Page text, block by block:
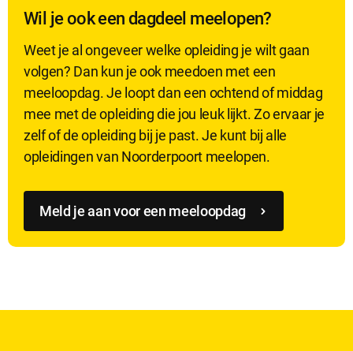
Wil je ook een dagdeel meelopen?
Weet je al ongeveer welke opleiding je wilt gaan
volgen? Dan kun je ook meedoen met een
meeloopdag. Je loopt dan een ochtend of middag
mee met de opleiding die jou leuk lijkt. Zo ervaar je
zelf of de opleiding bij je past. Je kunt bij alle
opleidingen van Noorderpoort meelopen.
Meld je aan voor een meeloopdag